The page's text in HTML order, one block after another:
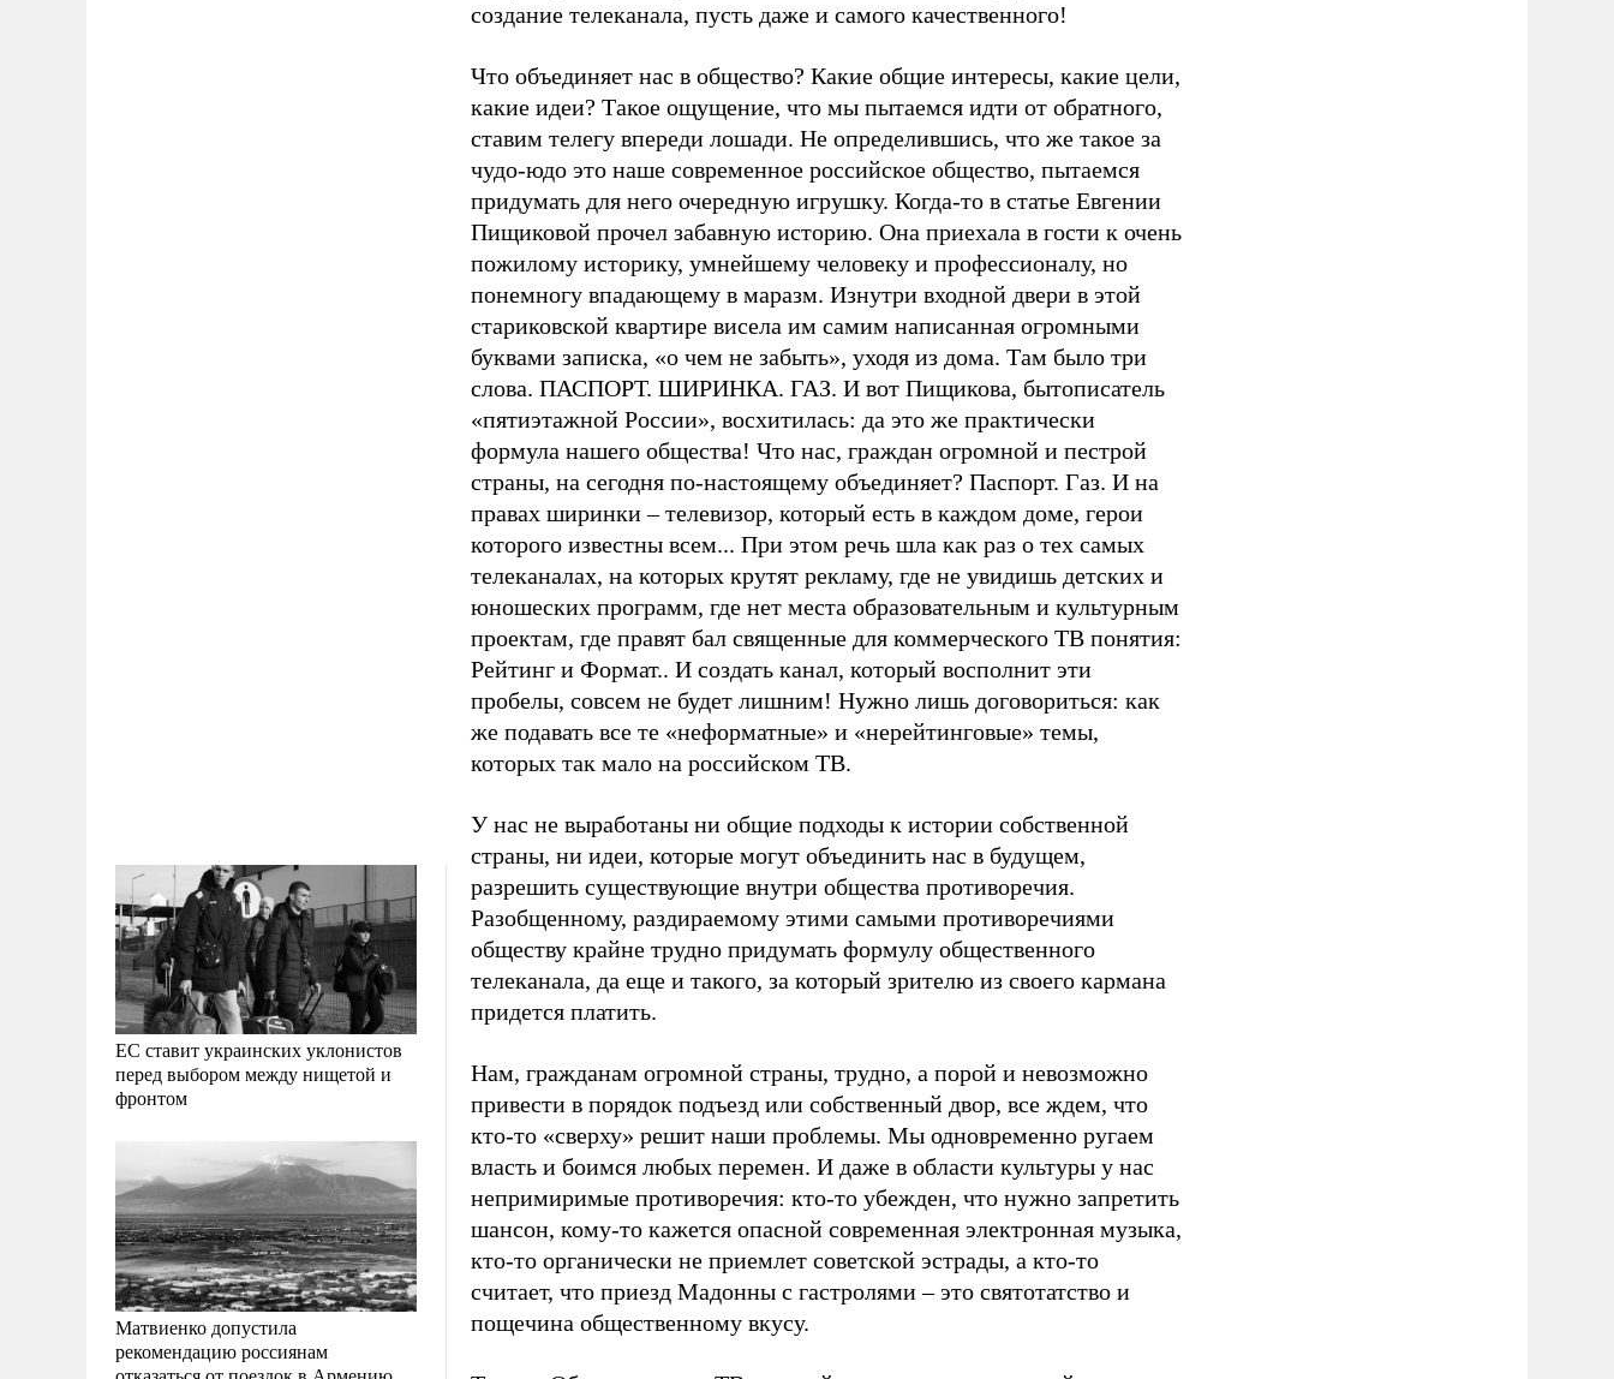
ЕС ставит украинских уклонистов
перед выбором между нищетой и
фронтом
Матвиенко допустила
рекомендацию россиянам
создание телеканала, пусть даже и самого качественного!
Что объединяет нас в общество? Какие общие интересы, какие цели,
какие идеи? Такое ощущение, что мы пытаемся идти от обратного,
ставим телегу впереди лошади. Не определившись, что же такое за
чудо-юдо это наше современное российское общество, пытаемся
придумать для него очередную игрушку. Когда-то в статье Евгении
Пищиковой прочел забавную историю. Она приехала в гости к очень
пожилому историку, умнейшему человеку и профессионалу, но
понемногу впадающему в маразм. Изнутри входной двери в этой
стариковской квартире висела им самим написанная огромными
буквами записка, «о чем не забыть», уходя из дома. Там было три
слова. ПАСПОРТ. ШИРИНКА. ГАЗ. И вот Пищикова, бытописатель
«пятиэтажной России», восхитилась: да это же практически
формула нашего общества! Что нас, граждан огромной и пестрой
страны, на сегодня по-настоящему объединяет? Паспорт. Газ. И на
правах ширинки – телевизор, который есть в каждом доме, герои
которого известны всем... При этом речь шла как раз о тех самых
телеканалах, на которых крутят рекламу, где не увидишь детских и
юношеских программ, где нет места образовательным и культурным
проектам, где правят бал священные для коммерческого ТВ понятия:
Рейтинг и Формат.. И создать канал, который восполнит эти
пробелы, совсем не будет лишним! Нужно лишь договориться: как
же подавать все те «неформатные» и «нерейтинговые» темы,
которых так мало на российском ТВ.
У нас не выработаны ни общие подходы к истории собственной
страны, ни идеи, которые могут объединить нас в будущем,
разрешить существующие внутри общества противоречия.
Разобщенному, раздираемому этими самыми противоречиями
обществу крайне трудно придумать формулу общественного
телеканала, да еще и такого, за который зрителю из своего кармана
придется платить.
Нам, гражданам огромной страны, трудно, а порой и невозможно
привести в порядок подъезд или собственный двор, все ждем, что
кто-то «сверху» решит наши проблемы. Мы одновременно ругаем
власть и боимся любых перемен. И даже в области культуры у нас
непримиримые противоречия: кто-то убежден, что нужно запретить
шансон, кому-то кажется опасной современная электронная музыка,
кто-то органически не приемлет советской эстрады, а кто-то
считает, что приезд Мадонны с гастролями – это святотатство и
пощечина общественному вкусу.